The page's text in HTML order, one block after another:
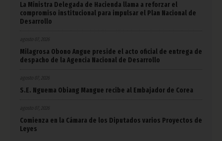
La Ministra Delegada de Hacienda llama a reforzar el
compromiso institucional para impulsar el Plan Nacional de
Desarrollo
agosto 07, 2026
Milagrosa Obono Angue preside el acto oficial de entrega de
despacho de la Agencia Nacional de Desarrollo
agosto 07, 2026
S.E. Nguema Obiang Mangue recibe al Embajador de Corea
agosto 07, 2026
Comienza en la Cámara de los Diputados varios Proyectos de
Leyes